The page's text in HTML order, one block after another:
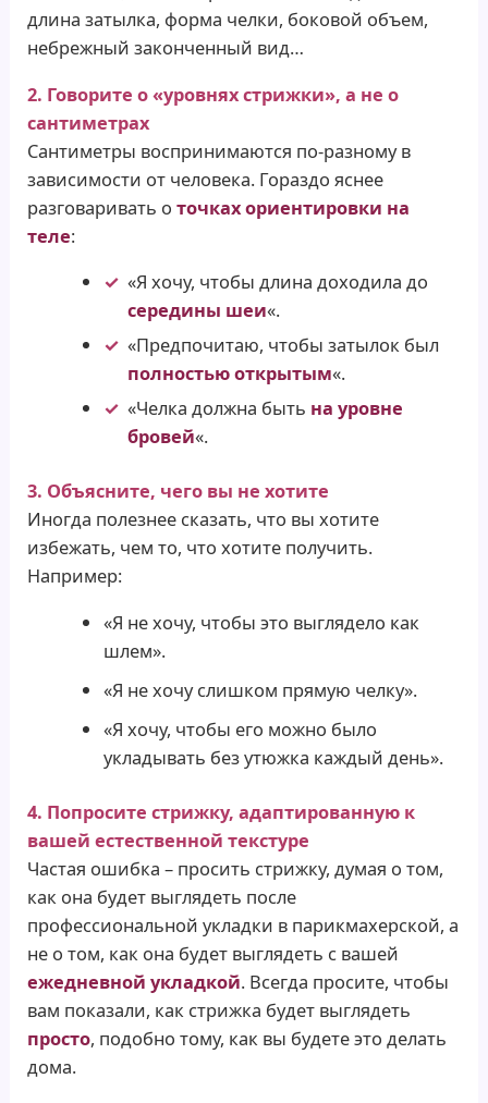
длина затылка, форма челки, боковой объем,
небрежный законченный вид…
2. Говорите о «уровнях стрижки», а не о
сантиметрах
Сантиметры воспринимаются по-разному в
зависимости от человека. Гораздо яснее
разговаривать оточках ориентировки на
теле:
«Я хочу, чтобы длина доходила до
середины шеи«.
«Предпочитаю, чтобы затылок был
полностью открытым«.
«Челка должна быть на уровне
бровей«.
3. Объясните, чего вы не хотите
Иногда полезнее сказать, что вы хотите
избежать, чем то, что хотите получить.
Например:
«Я не хочу, чтобы это выглядело как
шлем».
«Я не хочу слишком прямую челку».
«Я хочу, чтобы его можно было
укладывать без утюжка каждый день».
4. Попросите стрижку, адаптированную к
вашей естественной текстуре
Частая ошибка – просить стрижку, думая о том,
как она будет выглядеть после
профессиональной укладки в парикмахерской, а
не о том, как она будет выглядеть с вашей
ежедневной укладкой. Всегда просите, чтобы
вам показали, как стрижка будет выглядеть
просто, подобно тому, как вы будете это делать
дома.